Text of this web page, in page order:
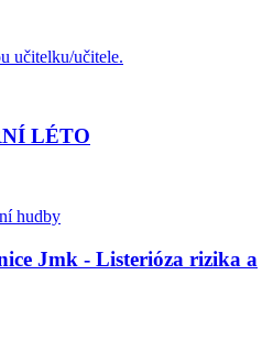
učitelku/učitele.
LÉTO
hudby
Jmk - Listerióza rizika a